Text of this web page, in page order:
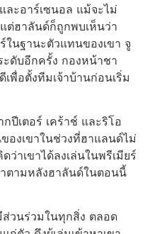
ละอาร์เซนอล แม้จะไม่
ต่ฮาลันด์ก็ถูกพบเห็นว่า
นฐานะตัวแทนของเขา จู
ะดับอีกครั้ง กองหน้าชา
พื่อตั้งทีมเจ้าบ้านก่อนเริ่ม
ปีเตอร์ เคร้าช์ และริโอ
องเขาในช่วงที่ฮาแลนด์ไม่
าเขาได้ลงเล่นในพรีเมียร์
าตามหลังฮาลันด์ในตอนนี้
ส่วนร่วมในทุกสิ่ง ตลอด